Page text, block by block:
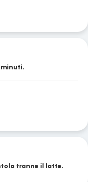
minuti.
tranne il latte.